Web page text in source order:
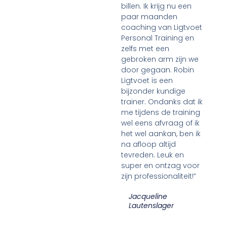
billen. Ik krijg nu een
paar maanden
coaching van Ligtvoet
Personal Training en
zelfs met een
gebroken arm zijn we
door gegaan. Robin
Ligtvoet is een
bijzonder kundige
trainer. Ondanks dat ik
me tijdens de training
wel eens afvraag of ik
het wel aankan, ben ik
na afloop altijd
tevreden. Leuk en
super en ontzag voor
zijn professionaliteit!”
Jacqueline
Lautenslager